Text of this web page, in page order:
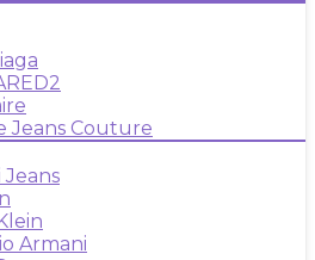
Jeans Couture
Armani